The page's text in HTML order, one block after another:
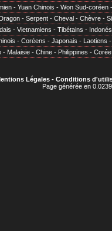
- Yuan Chinois - Won Sud-coréen
Dragon - Serpent - Cheval - Chèvre -
- Vietnamiens - Tibétains -
- Coréens - Japonais - Laotiens
- Malaisie - Chine - Philippines - Corée
Légales- Conditions
Page générée en